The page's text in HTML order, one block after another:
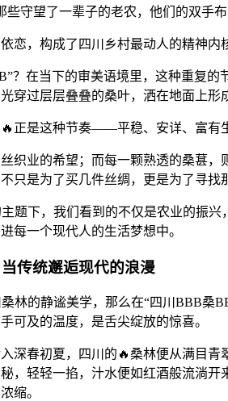
守望了一辈子的老农，他们的双手
恋，构成了四川乡村最动人的精神内
？在当下的审美语境里，这种重复
穿过层层叠叠的桑叶，洒在地面上形
正是这种节奏——平稳、安详、富有
织业的希望；而每一颗熟透的桑葚
只是为了买几件丝绸，更是为了寻找
题下，我们看到的不仅是农业的振
每一个现代人的生活梦想中。
传统邂逅现代的浪漫
林的静谧美学，那么在“四川BBB
可及的温度，是舌尖绽放的惊喜。
深春初夏，四川的🔥桑林便从满目
，轻轻一掐，汁水便如红酒般流淌
缩。